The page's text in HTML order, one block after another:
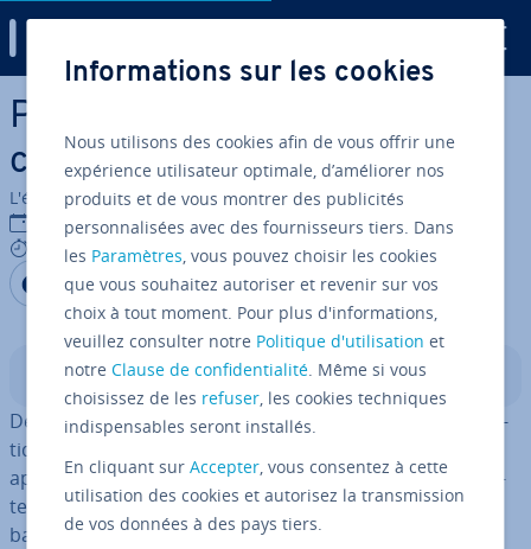
Aller au contenu principal
Pres­ta­Shop : la pla­te­forme e-
commerce eu­ro­péenne
L'équipe édi­to­riale IONOS
27/05/2021
8 mins
Partager sur Facebook
Partager sur Twitter
Partager sur LinkedIn
Sommaire
De 2005 à 2007, cinq étudiants de l’uni­ver­sité d’in­for­ma­
tique française Epitech se sont occupés d’un projet
appelé POS (PhpO­penS­tore). Leur vision : créer une pla­
te­forme d’e-commerce qui permet un dé­ve­lop­pe­ment
basique et gratuit de dif­fé­rentes boutiques en ligne. En
Informations sur les cookies
Nous utilisons des cookies afin de vous offrir une
expérience utilisateur optimale, d’améliorer nos
produits et de vous montrer des publicités
personnalisées avec des fournisseurs tiers. Dans
les Paramètres, vous pouvez choisir les cookies
que vous souhaitez autoriser et revenir sur vos
choix à tout moment. Pour plus d'informations,
veuillez consulter notre Politique d'utilisation et
notreClause de confidentialité. Même si vous
choisissez de les refuser, les cookies techniques
indispensables seront installés.
En cliquant surAccepter, vous consentez à cette
utilisation des cookies et autorisez la transmission
de vos données à des pays tiers.